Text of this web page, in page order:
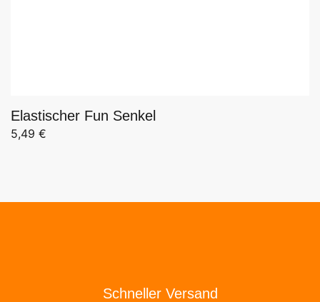
Elastischer Fun Senkel
5,49 €
Schneller Versand